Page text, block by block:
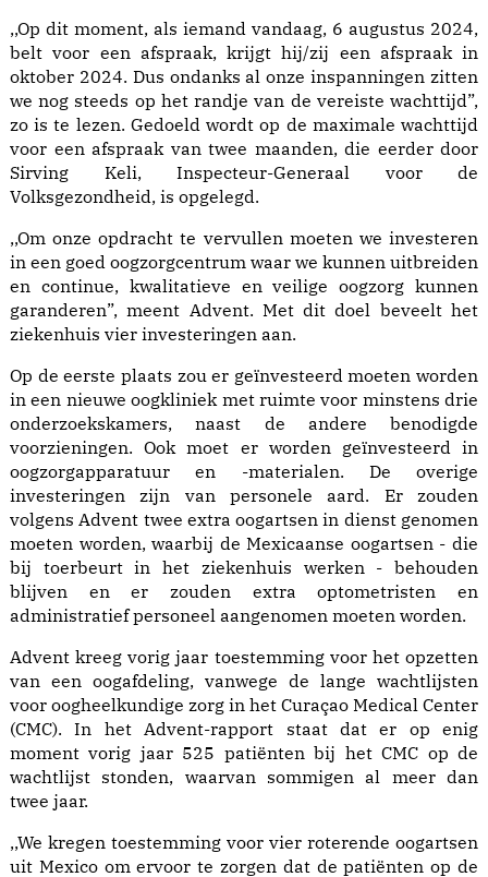
,,Op dit moment, als iemand vandaag, 6 augustus 2024,
belt voor een afspraak, krijgt hij/zij een afspraak in
oktober 2024. Dus ondanks al onze inspanningen zitten
we nog steeds op het randje van de vereiste wachttijd”,
zo is te lezen. Gedoeld wordt op de maximale wachttijd
voor een afspraak van twee maanden, die eerder door
Sirving Keli, Inspecteur-Generaal voor de
Volksgezondheid, is opgelegd.
,,Om onze opdracht te vervullen moeten we investeren
in een goed oogzorgcentrum waar we kunnen uitbreiden
en continue, kwalitatieve en veilige oogzorg kunnen
garanderen”, meent Advent. Met dit doel beveelt het
ziekenhuis vier investeringen aan.
Op de eerste plaats zou er geïnvesteerd moeten worden
in een nieuwe oogkliniek met ruimte voor minstens drie
onderzoekskamers, naast de andere benodigde
voorzieningen. Ook moet er worden geïnvesteerd in
oogzorgapparatuur en -materialen. De overige
investeringen zijn van personele aard. Er zouden
volgens Advent twee extra oogartsen in dienst genomen
moeten worden, waarbij de Mexicaanse oogartsen - die
bij toerbeurt in het ziekenhuis werken - behouden
blijven en er zouden extra optometristen en
administratief personeel aangenomen moeten worden.
Advent kreeg vorig jaar toestemming voor het opzetten
van een oogafdeling, vanwege de lange wachtlijsten
voor oogheelkundige zorg in het Curaçao Medical Center
(CMC). In het Advent-rapport staat dat er op enig
moment vorig jaar 525 patiënten bij het CMC op de
wachtlijst stonden, waarvan sommigen al meer dan
twee jaar.
,,We kregen toestemming voor vier roterende oogartsen
uit Mexico om ervoor te zorgen dat de patiënten op de